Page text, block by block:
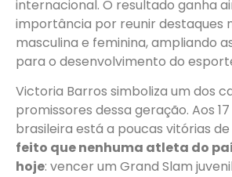
internacional. O resultado ganha
importância por reunir destaques
masculina e feminina, ampliando
para o desenvolvimento do
Victoria Barros simboliza um dos
promissores dessa geração. Aos 17
brasileira está a poucas vitórias
feito que nenhuma atleta do
hoje: vencer um Grand Slam